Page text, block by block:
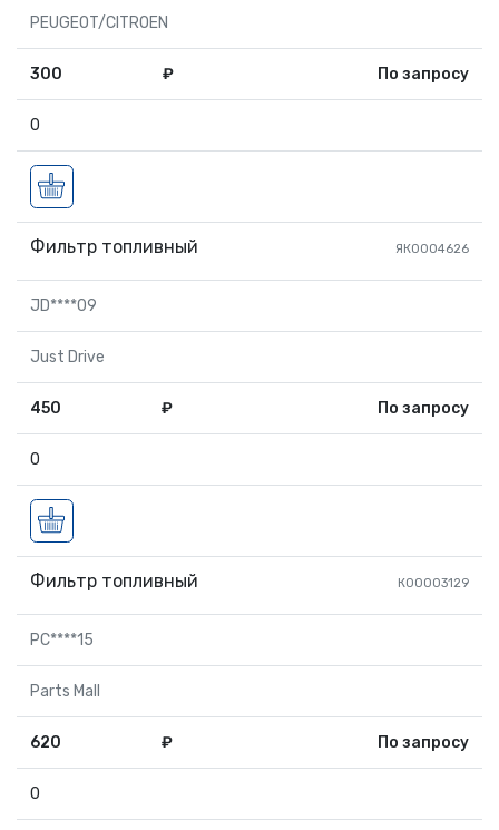
PEUGEOT/CITROEN
300 ₽ По запросу
0
Фильтр топливный ЯК0004626
JD****09
Just Drive
450 ₽ По запросу
0
Фильтр топливный К00003129
PC****15
Parts Mall
620 ₽ По запросу
0